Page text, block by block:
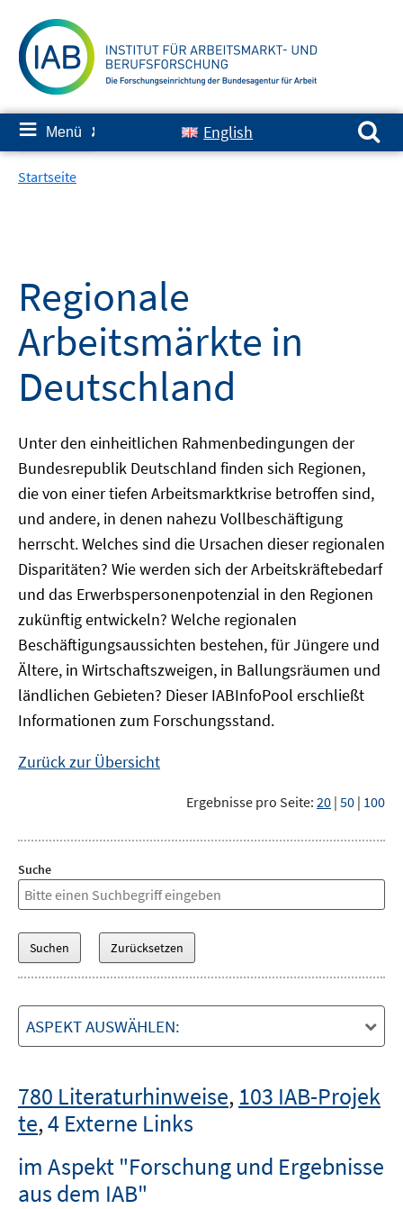
zum
Inhalt
≡ Menü ✘ English
Suchen nach:
Startseite
Regionale
Arbeitsmärkte in
Deutschland
Unter den einheitlichen Rahmenbedingungen der
Bundesrepublik Deutschland finden sich Regionen,
die von einer tiefen Arbeitsmarktkrise betroffen sind,
und andere, in denen nahezu Vollbeschäftigung
herrscht. Welches sind die Ursachen dieser regionalen
Disparitäten? Wie werden sich der Arbeitskräftebedarf
und das Erwerbspersonenpotenzial in den Regionen
zukünftig entwickeln? Welche regionalen
Beschäftigungsaussichten bestehen, für Jüngere und
Ältere, in Wirtschaftszweigen, in Ballungsräumen und
ländlichen Gebieten? DieserIABInfoPool erschließt
Informationen zum Forschungsstand.
Zurück zur Übersicht
Ergebnisse pro Seite: 20 | 50 | 100
Suche
ASPEKT AUSWÄHLEN:
780 Literaturhinweise, 103 IAB-Projek
te,4 Externe Links
im Aspekt "Forschung und Ergebnisse
aus dem IAB"